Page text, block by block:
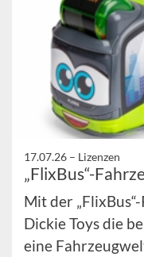
17.07.26 – Lizenzen
„FlixBus“-
Mit der
Dickie Toys die
eine